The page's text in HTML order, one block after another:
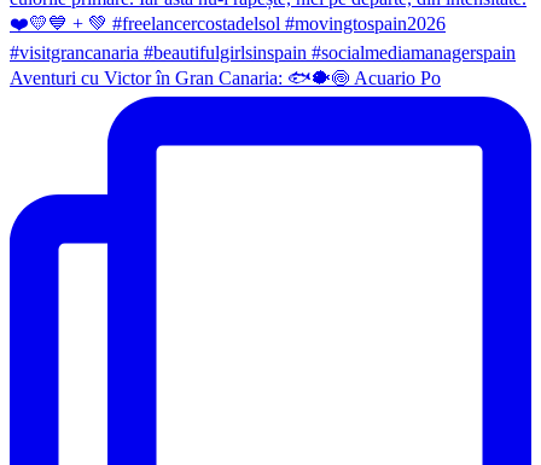
Aventuri cu Victor în Gran Canaria: 🐟🐡🍥 Acuario Po